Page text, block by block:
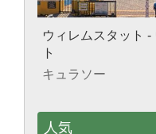
ウィレムスタット
ト
キュラソー
人気